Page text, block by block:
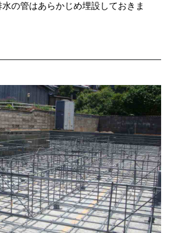
の管はあらかじめ埋設しておきま